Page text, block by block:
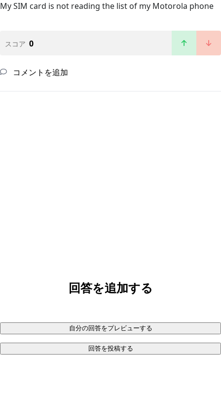
My SIM card is not reading the list of my Motorola phone
スコア 0
コメントを追加
回答を追加する
自分の回答をプレビューする
回答を投稿する